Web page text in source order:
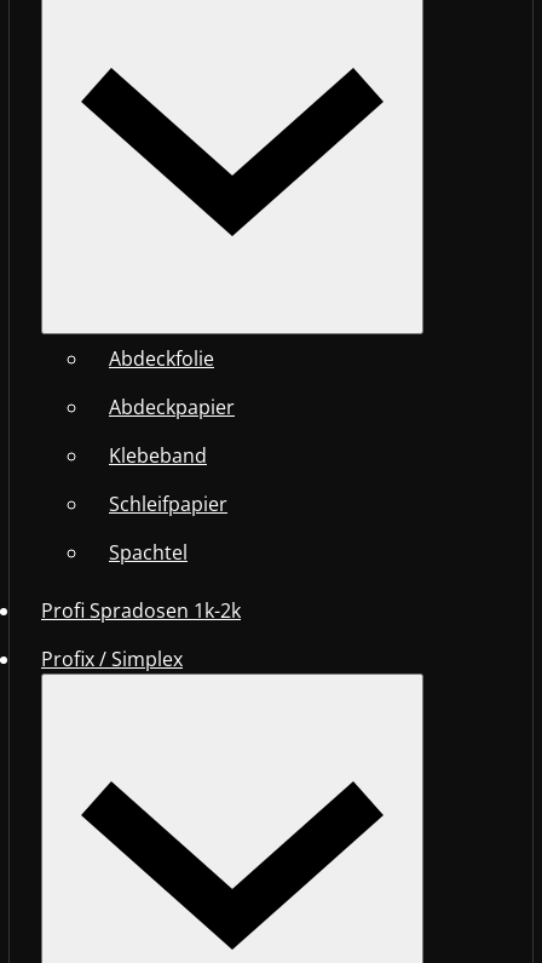
Abdeckfolie
Abdeckpapier
Klebeband
Schleifpapier
Spachtel
Profi Spradosen 1k-2k
Profix / Simplex